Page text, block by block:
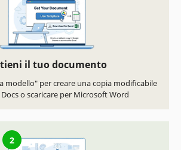
il tuo documento
modello" per creare una copia modificabile
o scaricare per Microsoft Word
2